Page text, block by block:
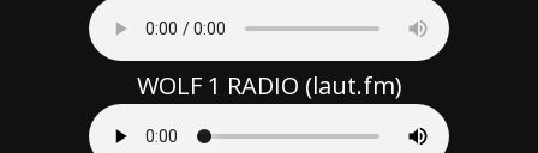
WOLF 1 RADIO (laut.fm)